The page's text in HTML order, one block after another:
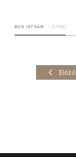
BUS ISTVÁN 6 PERC
Előző